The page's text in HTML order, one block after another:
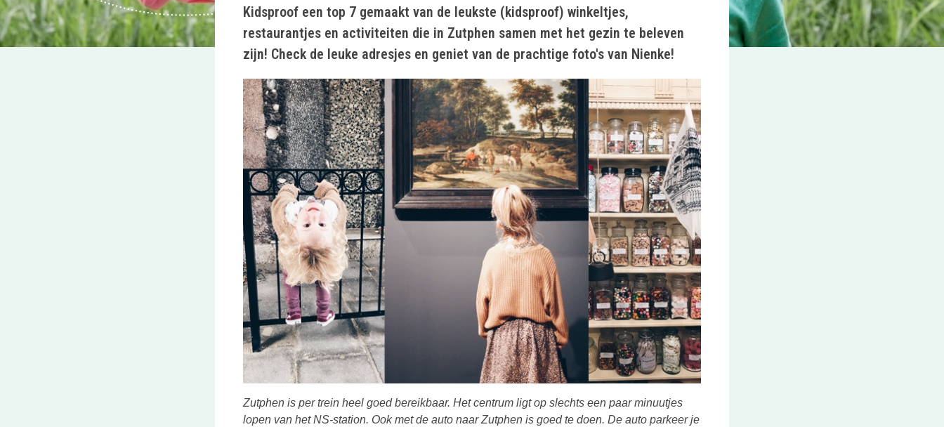
Kidsproof een top 7 gemaakt van de leukste (kidsproof) winkeltjes,
restaurantjes en activiteiten die in Zutphen samen met het gezin te beleven
zijn! Check de leuke adresjes en geniet van de prachtige foto's van Nienke!
Zutphen is per trein heel goed bereikbaar. Het centrum ligt op slechts een paar minuutjes
lopen van het NS-station. Ook met de auto naar Zutphen is goed te doen. De auto parkeer je